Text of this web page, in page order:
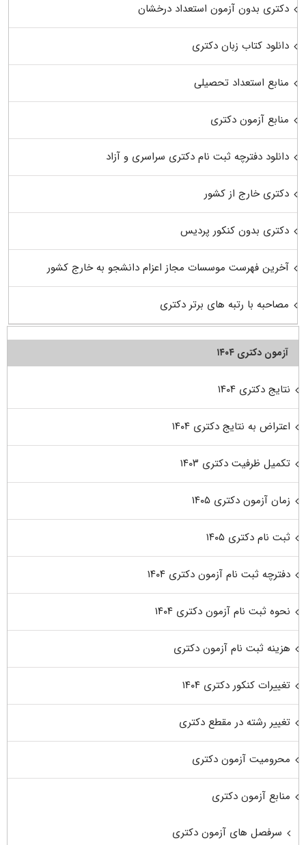
دکتری بدون آزمون استعداد درخشان
دانلود کتاب زبان دکتری
منابع استعداد تحصیلی
منابع آزمون دکتری
دانلود دفترچه ثبت نام دکتری سراسری و آزاد
دکتری خارج از کشور
دکتری بدون کنکور پردیس
آخرین فهرست موسسات مجاز اعزام دانشجو به خارج کشور
مصاحبه با رتبه های برتر دکتری
آزمون دکتری ۱۴۰۴
نتایج دکتری ۱۴۰۴
اعتراض به نتایج دکتری ۱۴۰۴
تکمیل ظرفیت دکتری ۱۴۰۳
زمان آزمون دکتری ۱۴۰۵
ثبت نام دکتری ۱۴۰۵
دفترچه ثبت نام آزمون دکتری ۱۴۰۴
نحوه ثبت نام آزمون دکتری ۱۴۰۴
هزینه ثبت نام آزمون دکتری
تغییرات کنکور دکتری ۱۴۰۴
تغییر رشته در مقطع دکتری
محرومیت آزمون دکتری
منابع آزمون دکتری
سرفصل های آزمون دکتری